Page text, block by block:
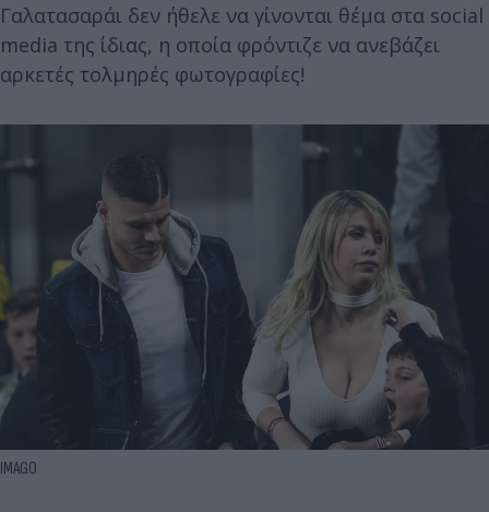
Γαλατασαράι δεν ήθελε να γίνονται θέμα στα social
media της ίδιας, η οποία φρόντιζε να ανεβάζει
αρκετές τολμηρές φωτογραφίες!
IMAGO